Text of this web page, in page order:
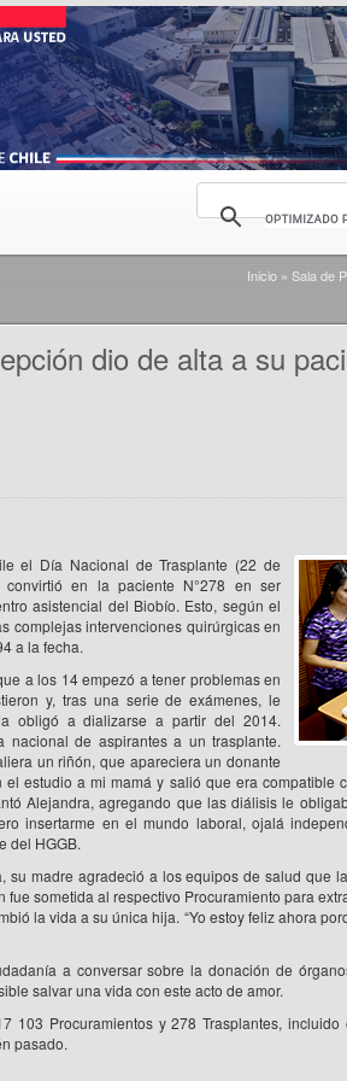
Inicio» Sala de
dio de alta a su
el Día Nacional de Trasplante (22 de
convirtió en la paciente N°278 en ser
asistencial del Biobío. Esto, según el
complejas intervenciones quirúrgicas en
a la fecha.
a los 14 empezó a tener problemas en
y, tras una serie de exámenes, le
obligó a dializarse a partir del 2014.
nacional de aspirantes a un trasplante.
un riñón, que apareciera un donante
estudio a mi mamá y salió que era compatible
Alejandra, agregando que las diálisis le
insertarme en el mundo laboral, ojalá
del HGGB.
su madre agradeció a los equipos de salud que
sometida al respectivo Procuramiento para
la vida a su única hija. “Yo estoy feliz ahora
a conversar sobre la donación de
salvar una vida con este acto de amor.
103 Procuramientos y 278 Trasplantes,
pasado.